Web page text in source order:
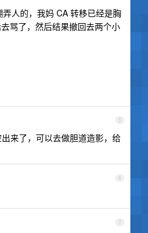
人的，我妈 CA 转移已经是胸
骂了，然后结果撤回去两个小
5
来了，可以去做胆道造影，给
6
7